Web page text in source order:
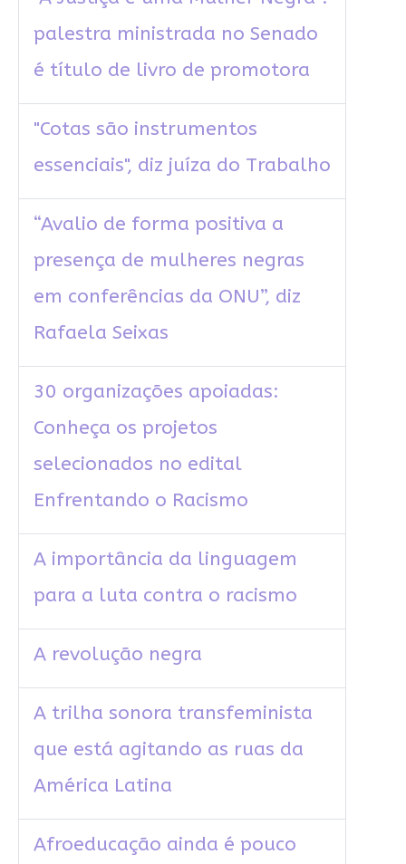
palestra ministrada no Senado
é título de livro de promotora
"Cotas são instrumentos
essenciais", diz juíza do Trabalho
“Avalio de forma positiva a
presença de mulheres negras
em conferências da ONU”, diz
Rafaela Seixas
30 organizações apoiadas:
Conheça os projetos
selecionados no edital
Enfrentando o Racismo
A importância da linguagem
para a luta contra o racismo
A revolução negra
A trilha sonora transfeminista
que está agitando as ruas da
América Latina
Afroeducação ainda é pouco